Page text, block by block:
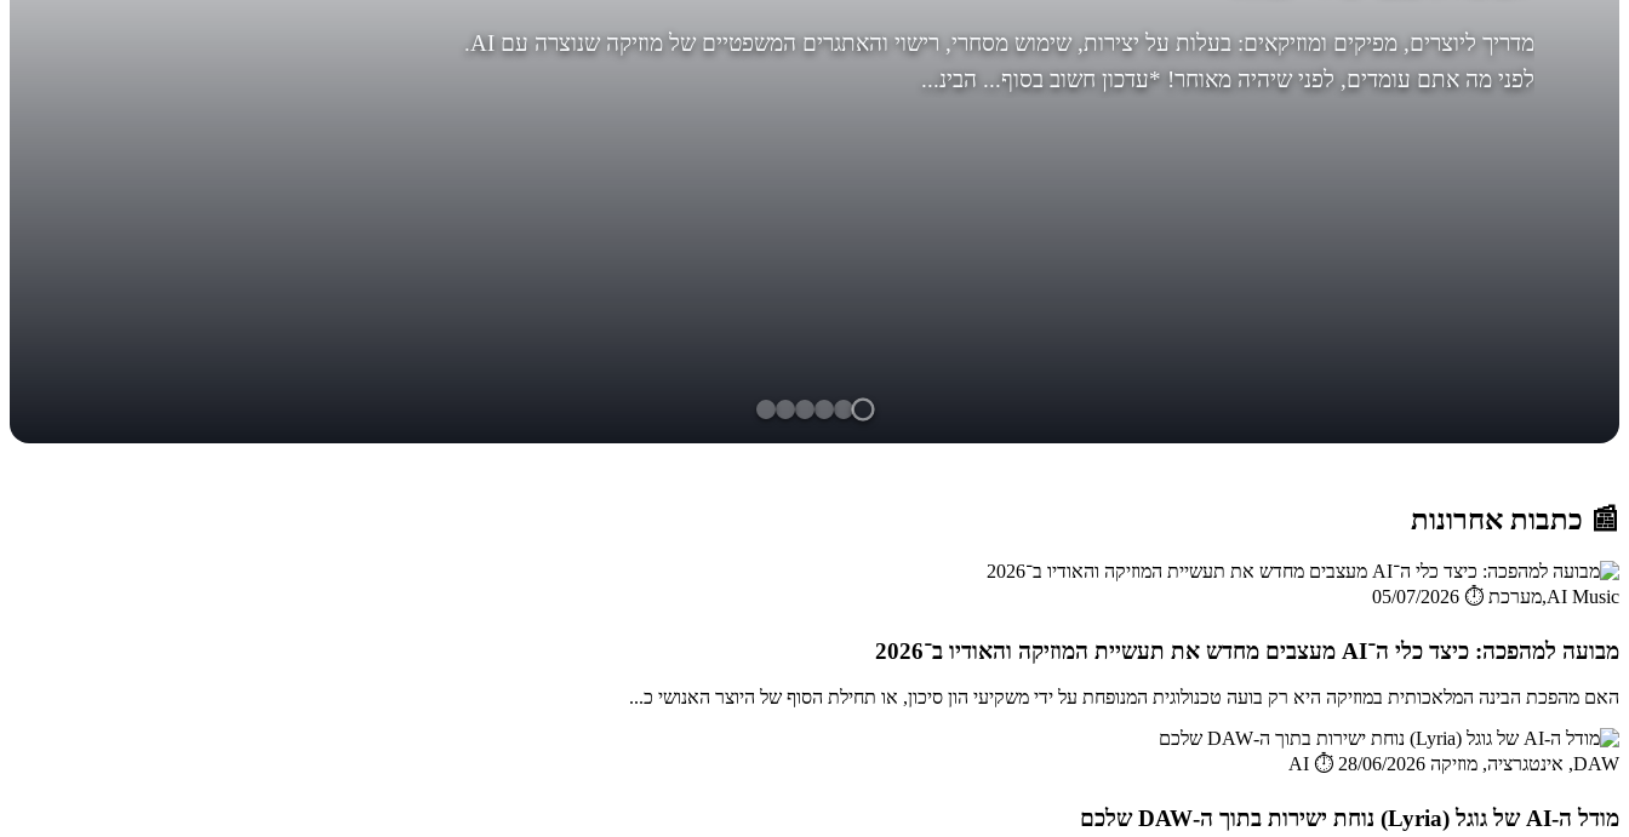
מדריך ליוצרים, מפיקים ומוזיקאים: בעלות על יצירות, שימוש מסחרי, רישוי והאתגרים המשפטיים של מוזיקה שנוצרה עם AI.
לפני מה אתם עומדים, לפני שיהיה מאוחר! *עדכון חשוב בסוף... הבינ...
📰 כתבות אחרונות
AI Music,מערכת ⏱️ 05/07/2026
מבועה למהפכה: כיצד כלי ה־AI מעצבים מחדש את תעשיית המוזיקה והאודיו ב־2026
האם מהפכת הבינה המלאכותית במוזיקה היא רק בועה טכנולוגית המנופחת על ידי משקיעי הון סיכון, או תחילת הסוף של היוצר האנושי כ...
DAW, אינטגרציה, מוזיקה AI ⏱️ 28/06/2026
מודל ה-AI של גוגל (Lyria) נוחת ישירות בתוך ה-DAW שלכם